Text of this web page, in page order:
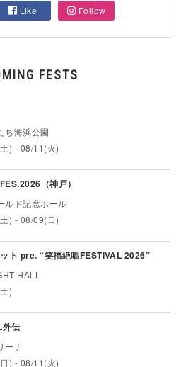
Like Follow
FESTS
ち海浜公園
) - 08/11(火)
（神戸）
ルド記念ホール
) - 08/09(日)
ト pre. “笑福絶唱FESTIVAL 2026”
HALL
)
伝
ーナ
) - 08/11(火)